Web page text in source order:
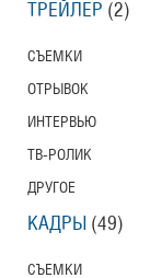
ТРЕЙЛЕР (2)
СЪЕМКИ
ОТРЫВОК
ИНТЕРВЬЮ
ТВ-РОЛИК
ДРУГОЕ
КАДРЫ (49)
СЪЕМКИ